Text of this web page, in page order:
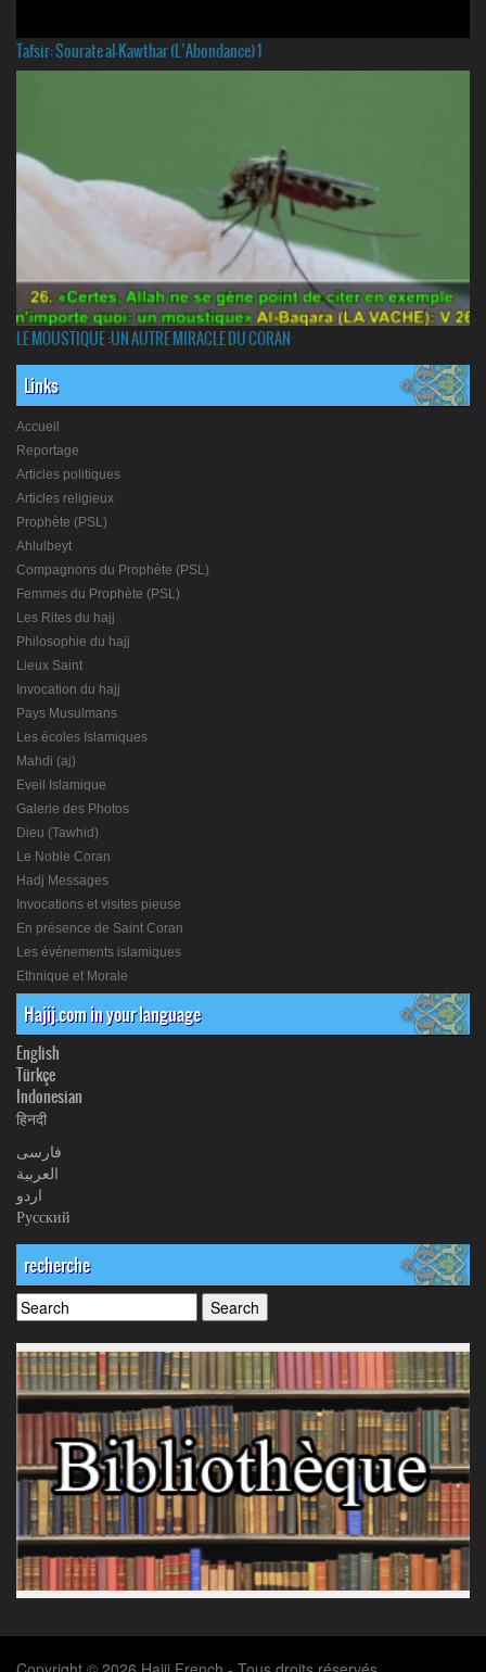
Tafsir: Sourate al-Kawthar (L’Abondance) 1
LE MOUSTIQUE :UN AUTRE MIRACLE DU CORAN
Links
Accueil
Reportage
Articles politiques
Articles religieux
Prophète (PSL)
Ahlulbeyt
Compagnons du Prophète (PSL)
Femmes du Prophète (PSL)
Les Rites du hajj
Philosophie du hajj
Lieux Saint
Invocation du hajj
Pays Musulmans
Les écoles Islamiques
Mahdi (aj)
Eveil Islamique
Galerie des Photos
Dieu (Tawhid)
Le Noble Coran
Hadj Messages
Invocations et visites pieuse
En présence de Saint Coran
Les événements islamiques
Ethnique et Morale
Hajij.com in your language
English
Türkçe
Indonesian
हिनदी
فارسی
العربیة
اردو
Русский
recherche